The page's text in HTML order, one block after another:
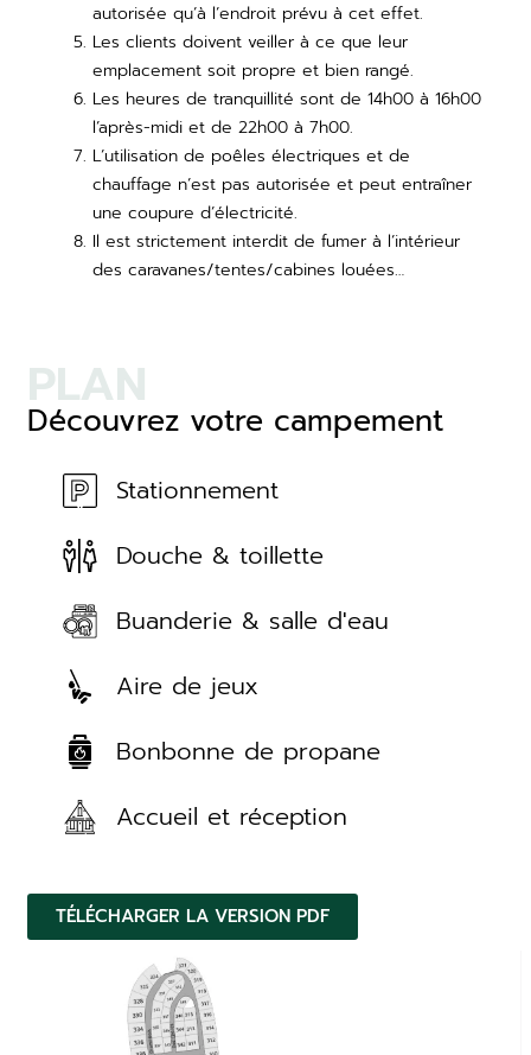
autorisée qu’à l’endroit prévu à cet effet.
Les clients doivent veiller à ce que leur
emplacement soit propre et bien rangé.
Les heures de tranquillité sont de 14h00 à 16h00
l’après-midi et de 22h00 à 7h00.
L’utilisation de poêles électriques et de
chauffage n’est pas autorisée et peut entraîner
une coupure d’électricité.
Il est strictement interdit de fumer à l’intérieur
des caravanes/tentes/cabines louées…
PLAN
Découvrez votre campement
Stationnement
Douche & toillette
Buanderie & salle d'eau
Aire de jeux
Bonbonne de propane
Accueil et réception
TÉLÉCHARGER LA VERSION PDF